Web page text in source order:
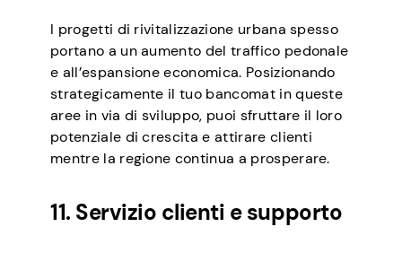
I progetti di rivitalizzazione urbana spesso
portano a un aumento del traffico pedonale
e all’espansione economica. Posizionando
strategicamente il tuo bancomat in queste
aree in via di sviluppo, puoi sfruttare il loro
potenziale di crescita e attirare clienti
mentre la regione continua a prosperare.
11. Servizio clienti e supporto